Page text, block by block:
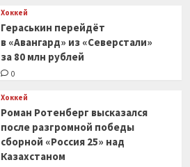
Хоккей
Гераськин перейдёт
в «Авангард» из «Северстали»
за 80 млн рублей
0
Хоккей
Роман Ротенберг высказался
после разгромной победы
сборной «Россия 25» над
Казахстаном